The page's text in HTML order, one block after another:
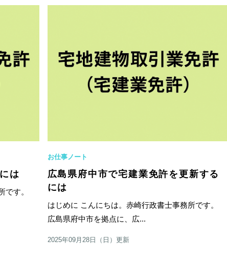
は
です。
お仕事ノート
広島県府中市で宅建業免許を更新する
には
はじめに こんにちは。赤崎行政書士事務所です。
広島県府中市を拠点に、広...
2025年09月28日（日）更新